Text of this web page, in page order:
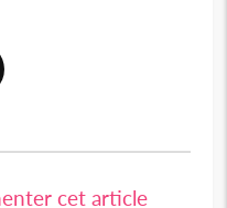
cet article